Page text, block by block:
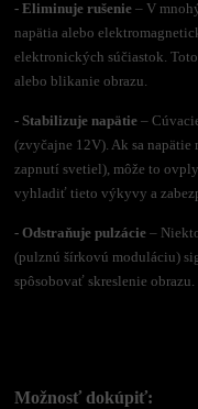
- Eliminuje rušenie – V
napätia alebo
elektronických súčiastok.
alebo blikanie obrazu.
- Stabilizuje napätie –
(zvyčajne 12V). Ak sa
zapnutí svetiel), môže to
vyhladiť tieto výkyvy a
- Odstraňuje pulzácie –
(pulznú šírkovú moduláciu)
spôsobovať skreslenie
Možnosť dokúpiť: